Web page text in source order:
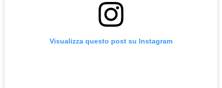
Visualizza questo post su Instagram